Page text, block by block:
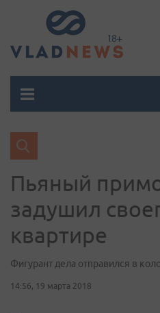
Пьяный
задушил
квартире
Фигурант дела отправился в
14:56, 19 марта 2018